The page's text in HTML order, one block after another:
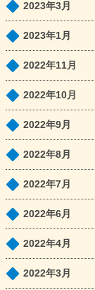
2023年3月
2023年1月
2022年11月
2022年10月
2022年9月
2022年8月
2022年7月
2022年6月
2022年4月
2022年3月